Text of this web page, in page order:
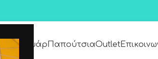
Αξεσουάρ ΠαπούτσιαOutlet